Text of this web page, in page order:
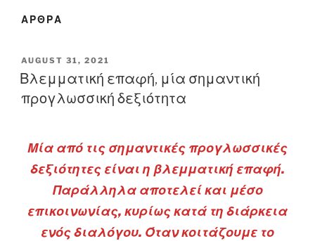
ΑΡΘΡΑ
POSTED
ON
AUGUST 31, 2021
Βλεμματική επαφή, μία σημαντική
προγλωσσική δεξιότητα
Μία από τις σημαντικές προγλωσσικές
δεξιότητες είναι η βλεμματική επαφή.
Παράλληλα αποτελεί και μέσο
επικοινωνίας, κυρίως κατά τη διάρκεια
ενός διαλόγου. Όταν κοιτάζουμε το